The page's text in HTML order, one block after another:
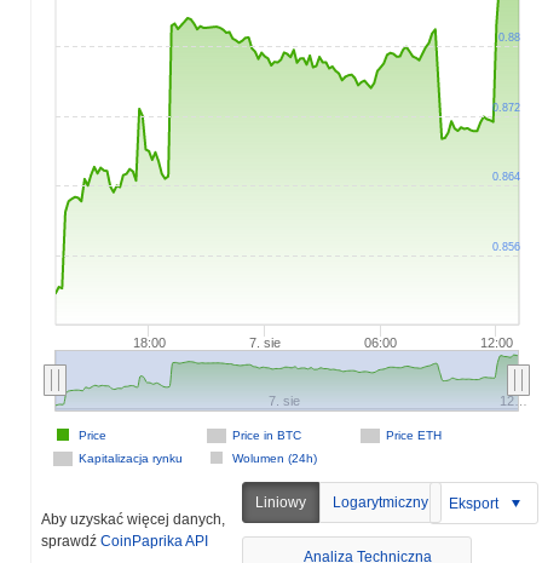
18:00 7. sie 06:00 12:00
Price in BTC
Price ETH
Kapitalizacja rynku
Wolumen (24h)
Price
7. sie 12…
0.856
0.864
0.872
0.88
Aby uzyskać więcej danych,
sprawdź CoinPaprika API
Liniowy Logarytmiczny Eksport
Analiza Techniczna